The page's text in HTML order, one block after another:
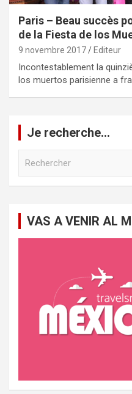
Paris – Beau succès
de la Fiesta de los
9 novembre 2017 Editeur
Incontestablement la
los muertos parisienne a
Je recherche…
VAS A VENIR AL